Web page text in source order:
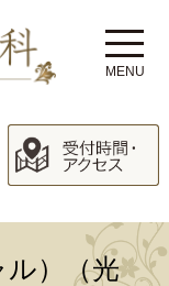
MENU
）（光